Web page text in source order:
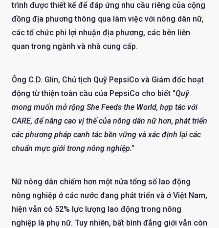
trình được thiết kế để đáp ứng nhu cầu riêng của cộng
đồng địa phương thông qua làm việc với nông dân nữ,
các tổ chức phi lợi nhuận địa phương, các bên liên
quan trong ngành và nhà cung cấp.
Ông C.D. Glin, Chủ tịch Quỹ PepsiCo và Giám đốc hoạt
động từ thiện toàn cầu của PepsiCo cho biết “Quỹ
mong muốn mở rộng She Feeds the World, hợp tác với
CARE, để nâng cao vị thế của nông dân nữ hơn, phát triển
các phương pháp canh tác bền vững và xác định lại các
chuẩn mực giới trong nông nghiệp.”
Nữ nông dân chiếm hơn một nửa tổng số lao động
nông nghiệp ở các nước đang phát triển và ở Việt Nam,
hiện vẫn có 52% lực lượng lao động trong nông
nghiệp là phụ nữ. Tuy nhiên, bất bình đẳng giới vẫn còn